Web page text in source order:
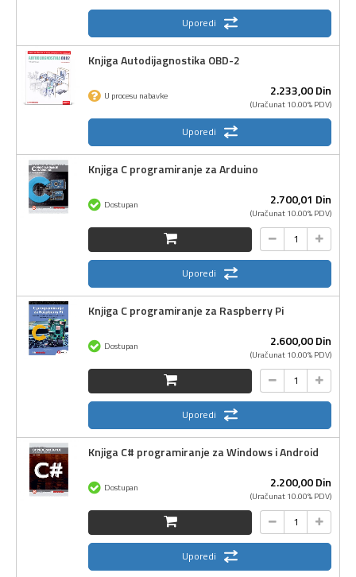
Uporedi
Knjiga Autodijagnostika OBD-2
2.233,00Din
(Uračunat 10.00% PDV)
U procesu nabavke
Uporedi
Knjiga C programiranje za Arduino
2.700,01 Din
(Uračunat 10.00% PDV)
Dostupan
Uporedi
Knjiga C programiranje za Raspberry Pi
2.600,00Din
(Uračunat 10.00% PDV)
Dostupan
Uporedi
Knjiga C# programiranje za Windows i Android
2.200,00Din
(Uračunat 10.00% PDV)
Dostupan
Uporedi